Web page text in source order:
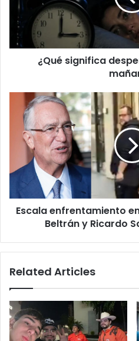
de
mañana?
¿Qué significa
enfrentamiento
entre
José
Ramón
López
Beltrán
Ricardo
Salinas
Escala enfrentamiento
Beltrán y Ricardo
Related Articles